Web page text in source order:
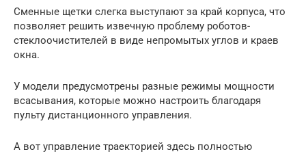
Сменные щетки слегка выступают за край корпуса, что
позволяет решить извечную проблему роботов-
стеклоочистителей в виде непромытых углов и краев
окна.
У модели предусмотрены разные режимы мощности
всасывания, которые можно настроить благодаря
пульту дистанционного управления.
А вот управление траекторией здесь полностью